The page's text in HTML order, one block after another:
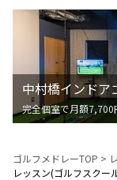
中村橋インドア
完全個室で月額
ゴルフメドレーTOP >
レッスン(ゴルフスクー